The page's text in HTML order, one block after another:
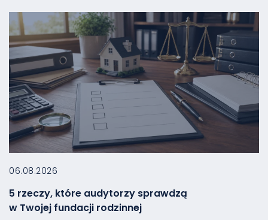
06.08.2026
5 rzeczy, które audytorzy sprawdzą
w Twojej fundacji rodzinnej